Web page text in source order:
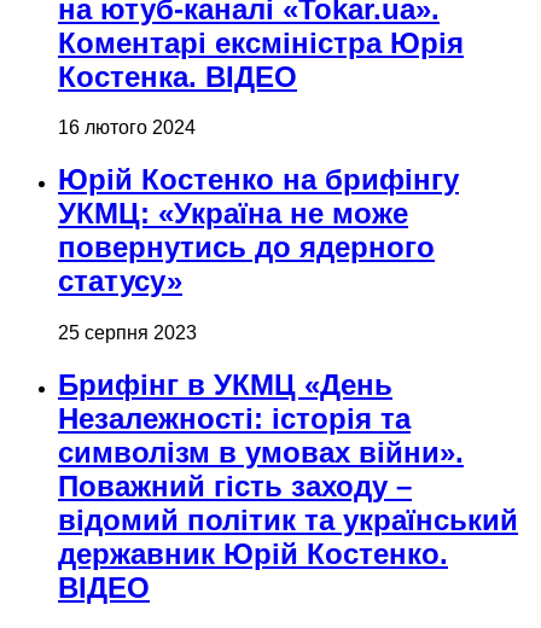
на ютуб-каналі «Tokar.ua».
Коментарі ексміністра Юрія
Костенка. ВІДЕО
16 лютого 2024
Юрій Костенко на брифінгу
УКМЦ: «Україна не може
повернутись до ядерного
статусу»
25 серпня 2023
Брифінг в УКМЦ «День
Незалежності: історія та
символізм в умовах війни».
Поважний гість заходу –
відомий політик та український
державник Юрій Костенко.
ВІДЕО